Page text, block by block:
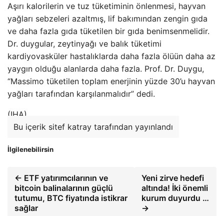
Aşırı kalorilerin ve tuz tüketiminin önlenmesi, hayvan
yağları sebzeleri azaltmış, lif bakımından zengin gıda
ve daha fazla gıda tüketilen bir gıda benimsenmelidir.
Dr. duygular, zeytinyağı ve balık tüketimi
kardiyovasküler hastalıklarda daha fazla ölüün daha az
yaygın olduğu alanlarda daha fazla. Prof. Dr. Duygu,
“Massimo tüketilen toplam enerjinin yüzde 30’u hayvan
yağları tarafından karşılanmalıdır” dedi.
(IHA)
Bu içerik sitef katray tarafından yayınlandı
İlgilenebilirsin
← ETF yatırımcılarının ve
bitcoin balinalarının güçlü
tutumu, BTC fiyatında istikrar
sağlar
Yeni zirve hedefi
altında! İki önemli
kurum duyurdu …
→